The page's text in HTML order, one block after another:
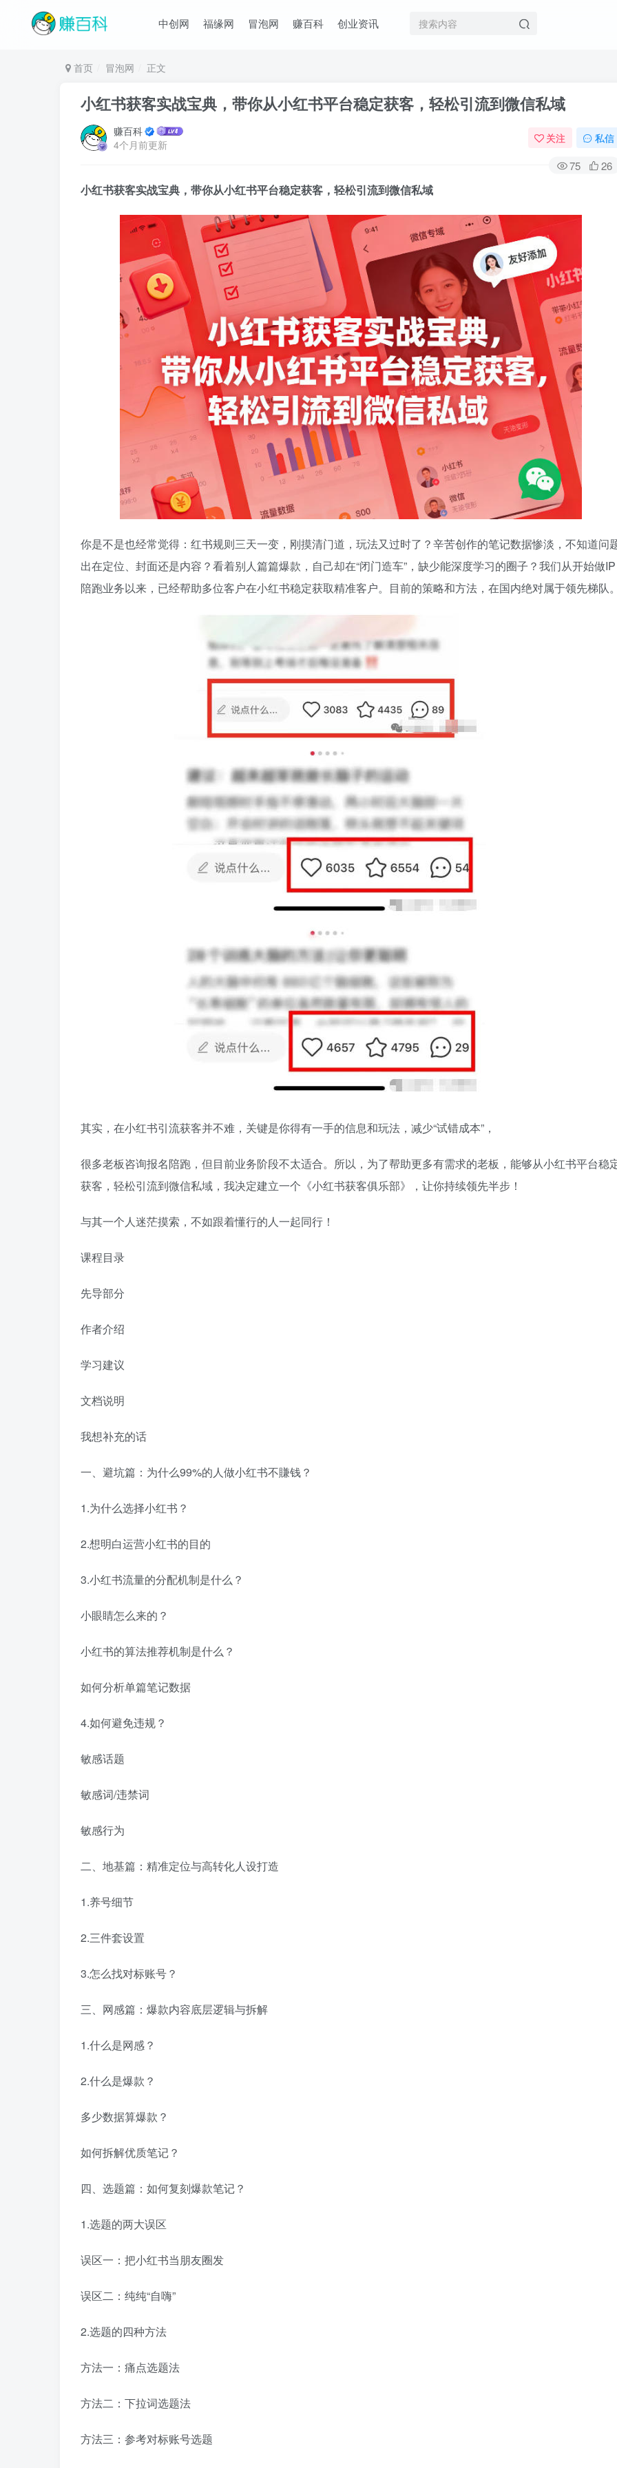
中创网 福缘网 冒泡网 赚百科 创业资讯
首页 冒泡网 正文
小红书获客实战宝典，带你从小红书平台稳定获客，轻松引流到微信私域
赚百科
4个月前更新
关注 私信
75 26
小红书获客实战宝典 ，带你从小红书平台稳定获客，轻松引流到微信私域
你是不是也经常觉得：红书规则三天一变，刚摸清门道，玩法又过时了？辛苦创作的笔记数据惨淡，不知道问
出在定位、封面还是内容？看着别人篇篇爆款，自己却在“闭门造车”，缺少能深度学习的圈子？我们从开始做IP
陪跑业务以来，已经帮助多位客户在小红书稳定获取精准客户。目前的策略和方法，在国内绝对属于领先梯队
其实，在小红书引流获客并不难，关键是你得有一手的信息和玩法，减少“试错成本”，
很多老板咨询报名陪跑，但目前业务阶段不太适合。所以，为了帮助更多有需求的老板，能够从小红书平台稳
获客，轻松引流到微信私域，我决定建立一个《小红书获客俱乐部》，让你持续领先半步！
与其一个人迷茫摸索，不如跟着懂行的人一起同行！
课程目录
先导部分
作者介绍
学习建议
文档说明
我想补充的话
一、避坑篇：为什么99%的人做小红书不賺钱？
1.为什么选择小红书？
2.想明白运营小红书的目的
3.小红书流量的分配机制是什么？
小眼睛怎么来的？
小红书的算法推荐机制是什么？
如何分析单篇笔记数据
4.如何避免违规？
敏感话题
敏感词/违禁词
敏感行为
二、地基篇：精准定位与高转化人设打造
1.养号细节
2.三件套设置
3.怎么找对标账号？
三、网感篇：爆款内容底层逻辑与拆解
1.什么是网感？
2.什么是爆款？
多少数据算爆款？
如何拆解优质笔记？
四、选题篇：如何复刻爆款笔记？
1.选题的两大误区
误区一：把小红书当朋友圈发
误区二：纯纯“自嗨”
2.选题的四种方法
方法一：痛点选题法
方法二：下拉词选题法
方法三：参考对标账号选题